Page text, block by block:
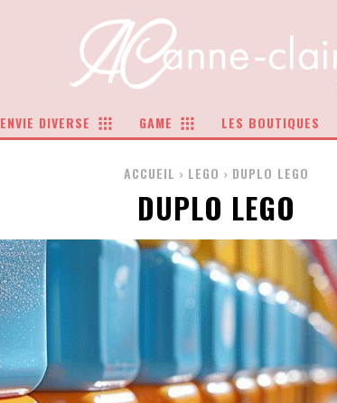
ENVIE DIVERSE GAME LES BOUTIQUES
ACCUEIL LEGO DUPLO LEGO
DUPLO LEGO